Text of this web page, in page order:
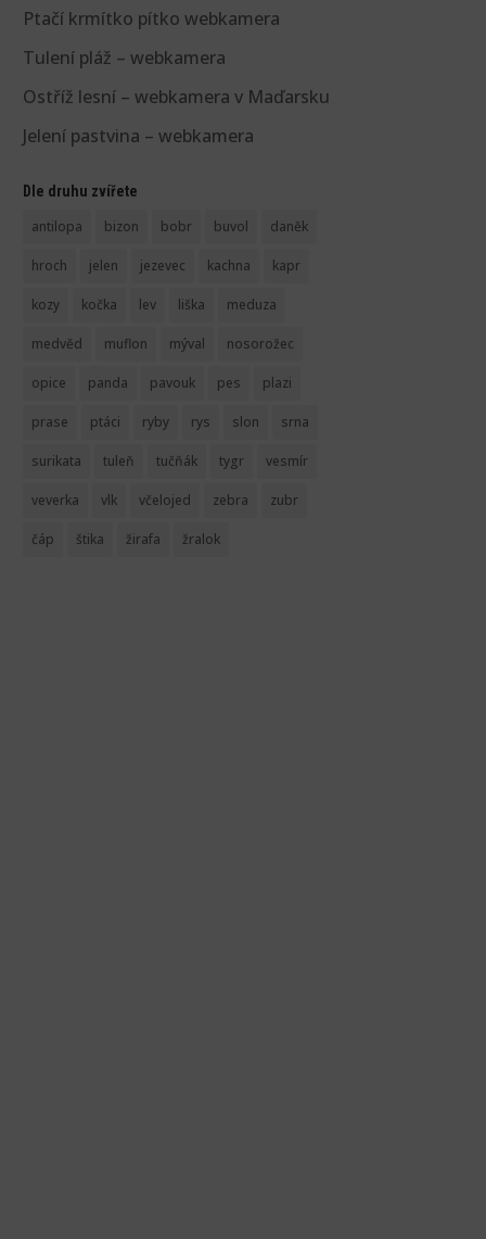
Ptačí krmítko pítko webkamera
Tulení pláž – webkamera
Ostříž lesní – webkamera v Maďarsku
Jelení pastvina – webkamera
Dle druhu zvířete
antilopa bizon bobr buvol daněk
hroch jelen jezevec kachna kapr
kozy kočka lev liška meduza
medvěd muflon mýval nosorožec
opice panda pavouk pes plazi
prase ptáci ryby rys slon srna
surikata tuleň tučňák tygr vesmír
veverka vlk včelojed zebra zubr
čáp štika žirafa žralok